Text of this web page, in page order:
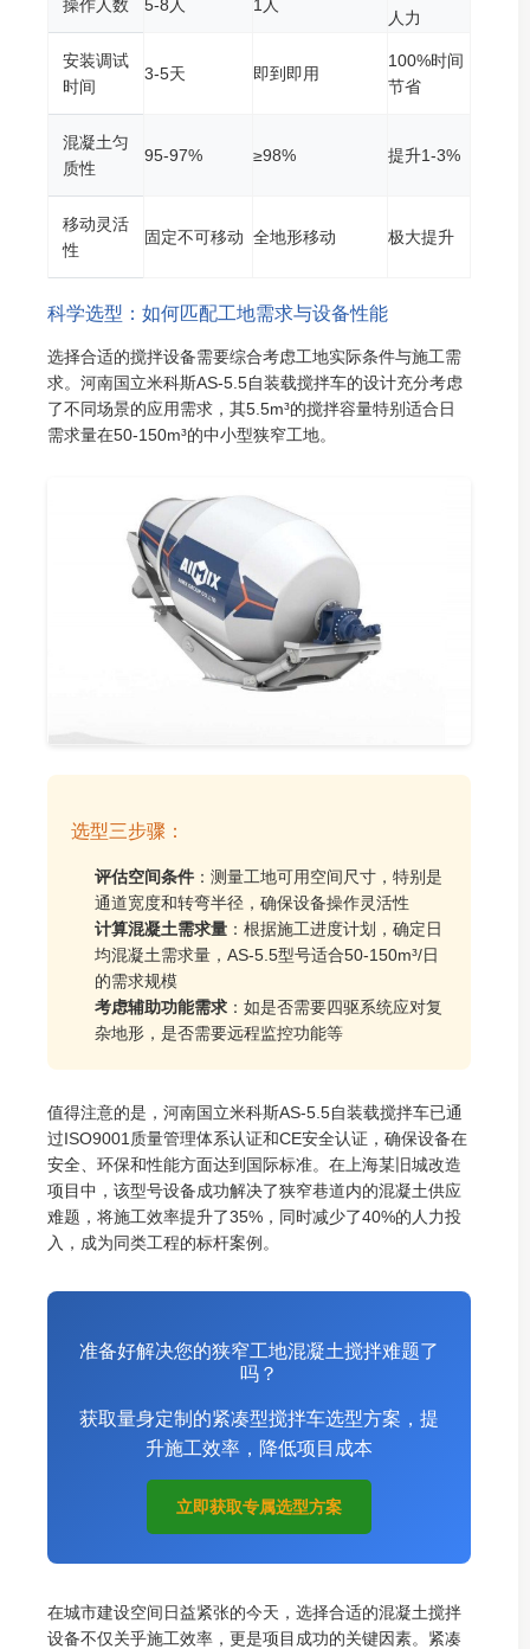
操作人数 5-8人 1人
人力
安装调试
时间
3-5天 即到即用
100%时间
节省
混凝土匀
质性
95-97% ≥98% 提升1-3%
移动灵活
性
固定不可移动 全地形移动 极大提升
科学选型：如何匹配工地需求与设备性能
选择合适的搅拌设备需要综合考虑工地实际条件与施工需
求。河南国立米科斯AS-5.5自装载搅拌车的设计充分考虑
了不同场景的应用需求，其5.5m³的搅拌容量特别适合日
需求量在50-150m³的中小型狭窄工地。
选型三步骤：
评估空间条件 ：测量工地可用空间尺寸，特别是
通道宽度和转弯半径，确保设备操作灵活性
计算混凝土需求量 ：根据施工进度计划，确定日
均混凝土需求量，AS-5.5型号适合50-150m³/日
的需求规模
考虑辅助功能需求 ：如是否需要四驱系统应对复
杂地形，是否需要远程监控功能等
值得注意的是，河南国立米科斯AS-5.5自装载搅拌车已通
过ISO9001质量管理体系认证和CE安全认证，确保设备在
安全、环保和性能方面达到国际标准。在上海某旧城改造
项目中，该型号设备成功解决了狭窄巷道内的混凝土供应
难题，将施工效率提升了35%，同时减少了40%的人力投
入，成为同类工程的标杆案例。
准备好解决您的狭窄工地混凝土搅拌难题了
吗？
获取量身定制的紧凑型搅拌车选型方案，提
升施工效率，降低项目成本
立即获取专属选型方案
在城市建设空间日益紧张的今天，选择合适的混凝土搅拌
设备不仅关乎施工效率，更是项目成功的关键因素。紧凑